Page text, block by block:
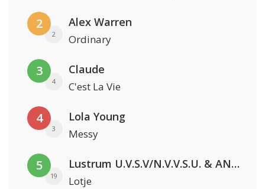
2
2
Alex Warren
Ordinary
3
4
Claude
C'est La Vie
4
3
Lola Young
Messy
5
19
Lustrum U.V.S.V/N.V.V.S.U. & ANNO ONS & Jopke van Dobbenburgh & Roeland Beelen
Lotje